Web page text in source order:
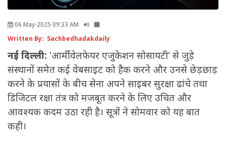
06 May-2025 09:33 AM
Written By: Sachbedhadakdaily
नई दिल्ली: 'आर्मी वेलफेयर एजुकेशन सोसायटी' से जुड़े
संस्थानों समेत कई वेबसाइट को हैक करने और उनसे छेड़छाड़
करने के प्रयासों के बीच सेना अपने साइबर सुरक्षा ढांचे तथा
डिजिटल रक्षा तंत्र को मजबूत करने के लिए उचित और
आवश्यक कदम उठा रही है। सूत्रों ने सोमवार को यह बात
कही।